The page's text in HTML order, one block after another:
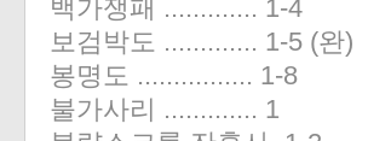
백가쟁패 ............. 1-4
보검박도 ............. 1-5 (완)
봉명도 ................ 1-8
불가사리 ............. 1